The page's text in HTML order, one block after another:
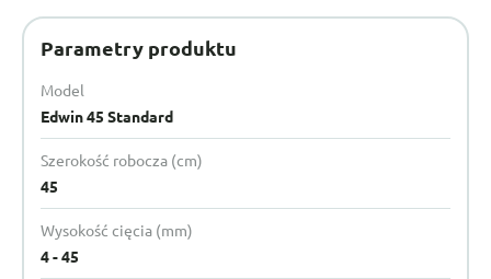
Parametry produktu
Model
Edwin 45 Standard
Szerokość robocza (cm)
45
Wysokość cięcia (mm)
4 - 45